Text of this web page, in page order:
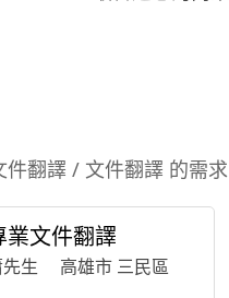
翻譯 / 文件翻譯 的需求
業文件翻譯
生 高雄市 三民區